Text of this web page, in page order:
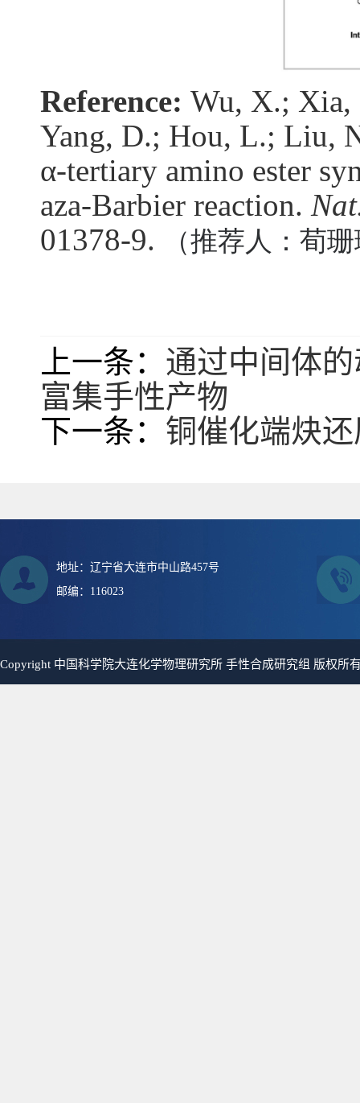
Reference: Wu, X.; Xia,
Yang, D.; Hou, L.; Liu,
α-tertiary amino ester
aza-Barbier reaction.
01378-9.
（推荐人：荀
上一条： 通过中间体
富集手性产物
下一条： 铜催化端炔
地址：辽宁省大连市中山路457号
邮编：116023
Copyright 中国科学院大连化学物理研究所 手性合成研究组 版权所